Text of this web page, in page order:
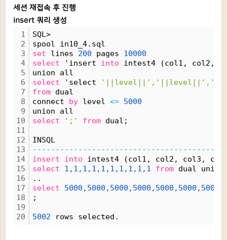
세션 재접속 후 진행
insert 쿼리 생성
1
2
3
4
5
6
7
8
9
10
11
12
13
14
15
16
17
18
19
20
SQL>
spool in10_4.sql
set lines 200 pages 10000
select 'insert into intest4 (col1, col2,
union all
select 'select
from dual
connect by level <= 5000
union all
select
';' from dual;
INSQL
insert
into intest4 (col1, col2, col3,
select
1,1,1,1,1,1,1,1,1,1 from dual
..
select
;
5002 rows selected.